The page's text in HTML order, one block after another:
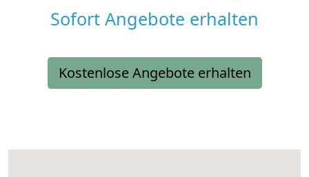
Sofort Angebote erhalten
Kostenlose Angebote erhalten